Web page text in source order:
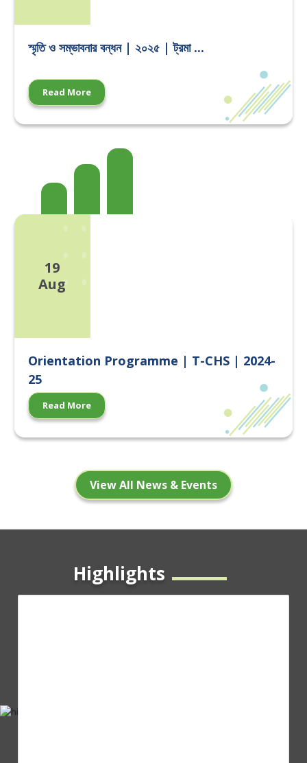
স্মৃতি ও সম্ভাবনার বন্ধন | ২০২৫ | ট্রমা ...
Read More
19
Aug
Orientation Programme | T-CHS | 2024-
25
Read More
View All News & Events
Highlights